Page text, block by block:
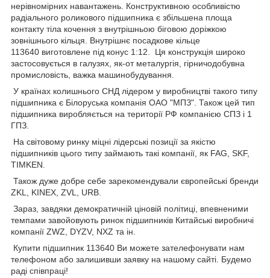
нерівномірних навантажень. Конструктивною особливістю
радіального роликового підшипника є збільшена площа
контакту тіла кочення з внутрішньою біговою доріжкою
зовнішнього кільця. Внутрішнє посадкове кільце
113640 виготовлене під конус 1:12. Ця конструкція широко
застосовується в галузях, як-от металургія, гірничодобувна
промисловість, важка машинобудування.
У країнах колишнього СНД лідером у виробництві такого типу
підшипника є Білоруська компанія ОАО "МПЗ". Також цей тип
підшипника виробляється на території РФ компанією СПЗ і 1
ГПЗ.
На світовому ринку міцні лідерські позиції за якістю
підшипників цього типу займають такі компанії, як FAG, SKF,
TIMKEN.
Також дуже добре себе зарекомендували європейські бренди
ZKL, KINEX, ZVL, URB.
Зараз, завдяки демократичній ціновій політиці, впевненими
темпами завойовують ринок підшипників Китайські виробничі
компанії ZWZ, DYZV, NXZ та ін.
Купити підшипник 113640 Ви можете зателефонувати нам
телефоном або залишивши заявку на нашому сайті. Будемо
раді співпраці!